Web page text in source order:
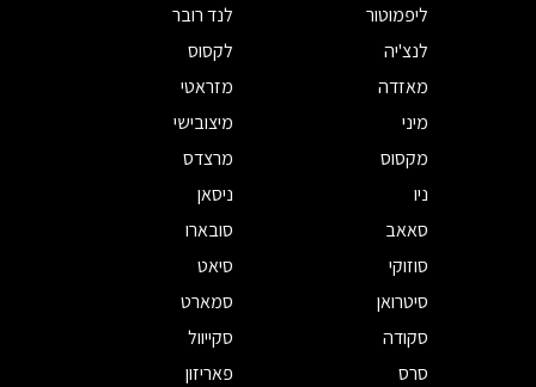
ליפמוטור
לנד רובר
לנצ'יה
לקסוס
מאזדה
מזראטי
מיני
מיצובישי
מקסוס
מרצדס
ניו
ניסאן
סאאב
סובארו
סוזוקי
סיאט
סיטרואן
סמארט
סקודה
סקייוול
סרס
פאריזון